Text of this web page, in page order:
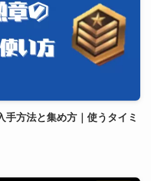
手方法と集め方｜使うタイミ